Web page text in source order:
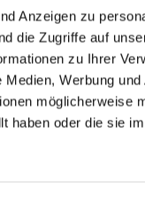
Anzeigen zu
die Zugriffe auf
zu Ihrer
Werbung
möglicherweise
haben oder die sie